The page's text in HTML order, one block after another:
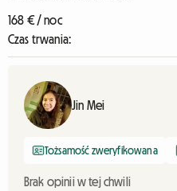
168 € / noc
Czas trwania:
Jin Mei
Tożsamość zweryfikowana
Brak opinii w tej chwili